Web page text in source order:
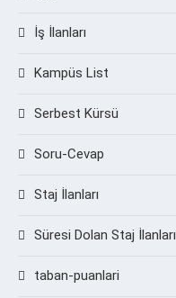
İş İlanları
Kampüs List
Serbest Kürsü
Soru-Cevap
Staj İlanları
Süresi Dolan Staj İlanları
taban-puanlari